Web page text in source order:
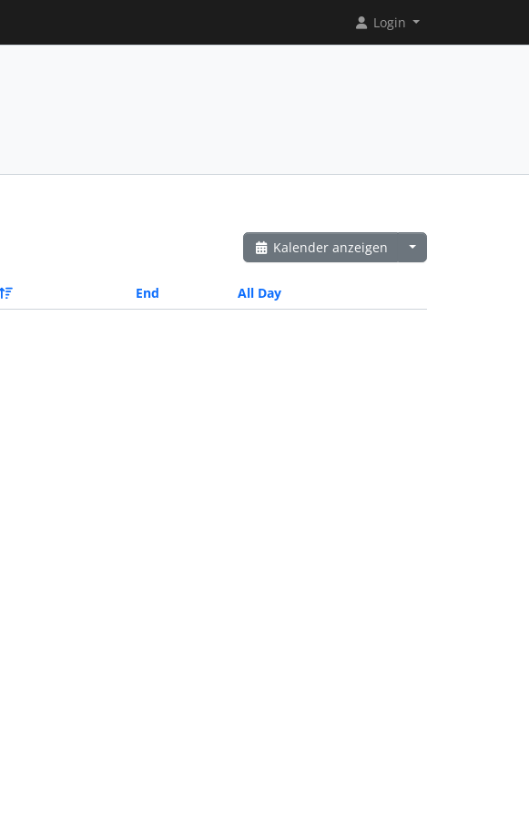
Login
Kalender anzeigen
End All Day